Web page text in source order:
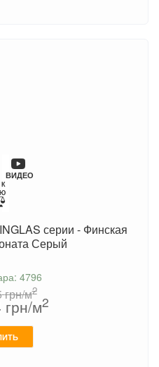
ВИДЕО
К
серии - Финская
Серый
4796
грн/м2
грн/м2